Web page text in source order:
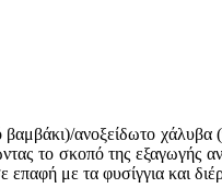
ανοξείδωτο χάλυβα
το σκοπό της εξαγωγής
με τα φυσίγγια και